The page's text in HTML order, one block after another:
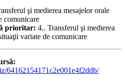
şi medierea mesajelor orale
comunicare
prioritar: 4.. Transferul şi medierea
variate de comunicare
64162154171c2e001e4f2ddb/